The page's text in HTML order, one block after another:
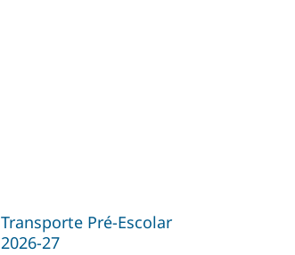
Transporte Pré-Escolar
2026-27